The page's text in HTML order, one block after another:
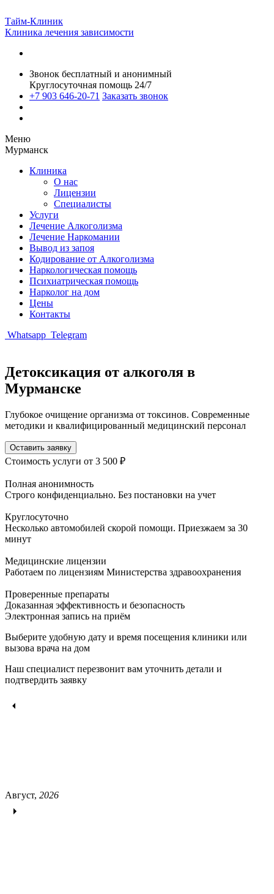
Тайм-Клиник
Клиника лечения зависимости
Звонок бесплатный и анонимный
Круглосуточная помощь 24/7
+7 903 646-20-71 Заказать звонок
Меню
Мурманск
Клиника
О нас
Лицензии
Специалисты
Услуги
Лечение Алкоголизма
Лечение Наркомании
Вывод из запоя
Кодирование от Алкоголизма
Наркологическая помощь
Психиатрическая помощь
Нарколог на дом
Цены
Контакты
Whatsapp Telegram
Детоксикация от алкоголя в
Мурманске
Глубокое очищение организма от токсинов. Современные
методики и квалифицированный медицинский персонал
Оставить заявку
Стоимость услуги от 3 500 ₽
Полная анонимность
Строго конфиденциально. Без постановки на учет
Круглосуточно
Несколько автомобилей скорой помощи. Приезжаем за 30
минут
Медицинские лицензии
Работаем по лицензиям Министерства здравоохранения
Проверенные препараты
Доказанная эффективность и безопасность
Электронная запись на приём
Выберите удобную дату и время посещения клиники или
вызова врача на дом
Наш специалист перезвонит вам уточнить детали и
подтвердить заявку
Август, 2026